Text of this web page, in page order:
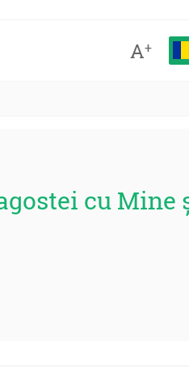
A+
cu Mine